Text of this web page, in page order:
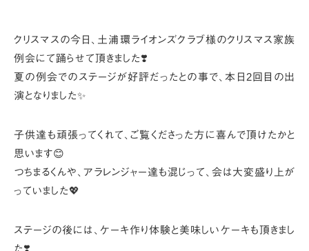
クリスマスの今日、 土浦環ライオンズクラブ様のクリスマス家族
例会にて踊らせて頂きました❣️
夏の例会でのステージが好評だったとの事で、本日2回目の出
演となりました✨
子供達も頑張ってくれて、ご覧くださった方に喜んで頂けたかと
思います😊
つちまるくんや、アラレンジャー達も混じって、会は大変盛り上が
っていました💖
ステージの後には、ケーキ作り体験と美味しいケーキも頂きまし
た❣️